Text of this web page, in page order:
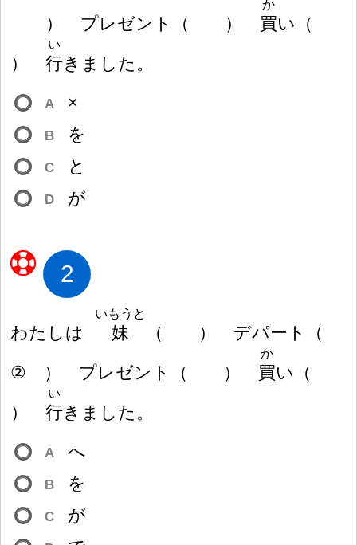
）
プレゼント （ ） 買
か
い （
）
行
い
きました。
A ×
B を
C と
D が
2
わたしは 妹
いもうと
（ ） デパート
（
②
） プレゼント （ ） 買
か
い （
）
行
い
きました。
A へ
B を
C が